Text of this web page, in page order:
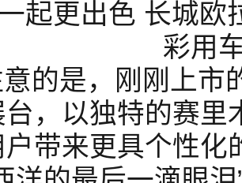
的是，刚刚上市
，以独特的赛里
带来更具个性